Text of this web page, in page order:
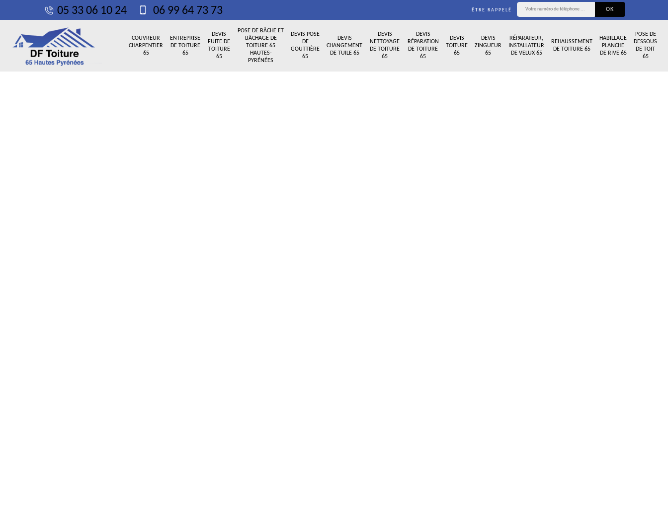
05 33 06 10 24 06 99 64 73 73 ÊTRE RAPPELÉ
COUVREUR
CHARPENTIER
65
ENTREPRISE
DE TOITURE
65
DEVIS
FUITE DE
TOITURE
65
POSE DE BÂCHE ET
BÂCHAGE DE
TOITURE 65
HAUTES-
PYRÉNÉES
DEVIS POSE
DE
GOUTTIÈRE
65
DEVIS
CHANGEMENT
DE TUILE 65
DEVIS
NETTOYAGE
DE TOITURE
65
DEVIS
RÉPARATION
DE TOITURE
65
DEVIS
TOITURE
65
DEVIS
ZINGUEUR
65
RÉPARATEUR,
INSTALLATEUR
DE VELUX 65
REHAUSSEMENT
DE TOITURE 65
HABILLAGE
PLANCHE
DE RIVE 65
POSE DE
DESSOUS
DE TOIT
65